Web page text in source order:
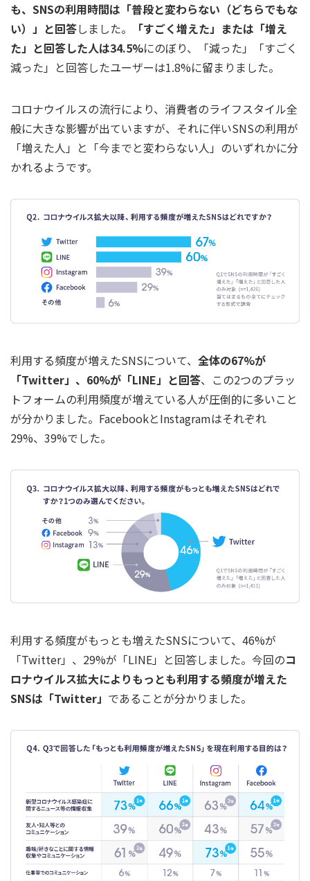
も、SNSの利用時間は「普段と変わらない（どちらでもな
い）」と回答しました。
「すごく増えた」または「増え
た」と回答した人は34.5%にのぼり、「減った」「すごく
減った」と回答したユーザーは1.8%に留まりました。
コロナウイルスの流行により、消費者のライフスタイル全
般に大きな影響が出ていますが、それに伴いSNSの利用が
「増えた人」と「今までと変わらない人」のいずれかに分
かれるようです。
利用する頻度が増えたSNSについて、 全体の67%が
「Twitter」、60%が「LINE」と回答、この2つのプラッ
トフォームの利用頻度が増えている人が圧倒的に多いこと
が分かりました。FacebookとInstagramはそれぞれ
29%、39%でした。
利用する頻度がもっとも増えたSNSについて、46%が
「Twitter」、29%が「LINE」と回答しました。今回のコ
ロナウイルス拡大によりもっとも利用する頻度が増えた
SNSは「Twitter」 であることが分かりました。